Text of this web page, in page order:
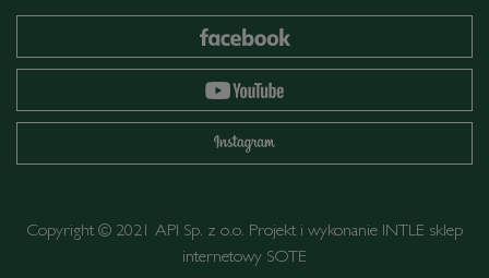
Copyright © 2021 API Sp. z o.o. Projekt i wykonanie INTLE sklep
internetowy SOTE